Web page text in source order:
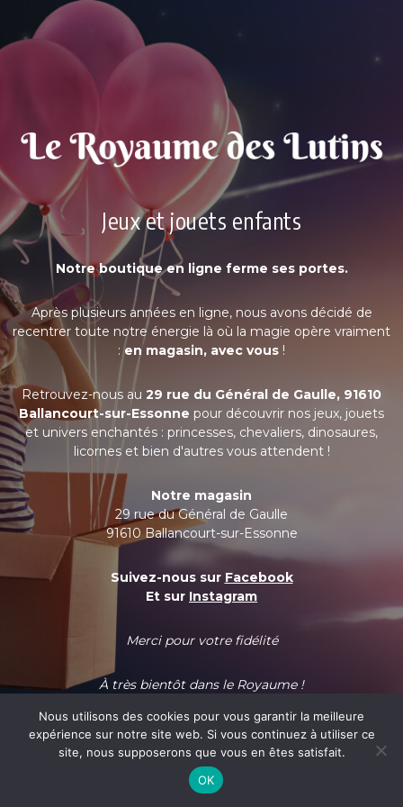
Jeux et jouets enfants
Notre boutique en ligne ferme ses portes.
Après plusieurs années en ligne, nous avons décidé de
recentrer toute notre énergie là où la magie opère vraiment
:en magasin, avec vous !
Retrouvez-nous au 29 rue du Général de Gaulle, 91610
Ballancourt-sur-Essonne pour découvrir nos jeux, jouets
et univers enchantés : princesses, chevaliers, dinosaures,
licornes et bien d'autres vous attendent !
Notre magasin
29 rue du Général de Gaulle
91610 Ballancourt-sur-Essonne
Suivez-nous sur Facebook
Et sur Instagram
Merci pour votre fidélité
À très bientôt dans le Royaume !
Nous utilisons des cookies pour vous garantir la meilleure
expérience sur notre site web. Si vous continuez à utiliser ce
site, nous supposerons que vous en êtes satisfait.
OK